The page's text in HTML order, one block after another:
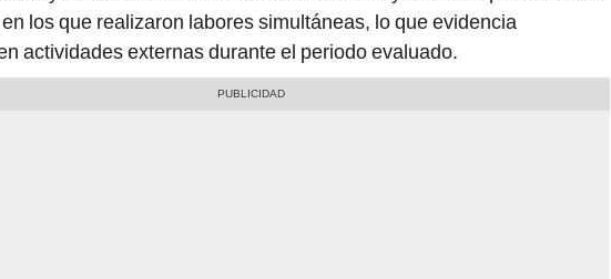
los que realizaron labores simultáneas, lo que evidencia
actividades externas durante el periodo evaluado.